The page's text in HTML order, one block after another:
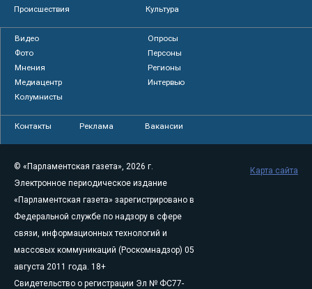
Происшествия
Культура
Видео
Опросы
Фото
Персоны
Мнения
Регионы
Медиацентр
Интервью
Колумнисты
Контакты Реклама Вакансии
© «Парламентская газета», 2026 г.
Электронное периодическое издание
«Парламентская газета» зарегистрировано в
Федеральной службе по надзору в сфере
связи, информационных технологий и
массовых коммуникаций (Роскомнадзор) 05
августа 2011 года. 18+
Свидетельство о регистрации Эл № ФС77-
Карта сайта